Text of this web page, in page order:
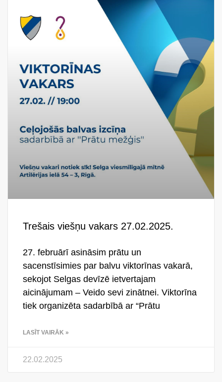
Trešais viešņu vakars 27.02.2025.
27. februārī asināsim prātu un
sacenstīsimies par balvu viktorīnas vakarā,
sekojot Selgas devīzē ietvertajam
aicinājumam – Veido sevi zinātnei. Viktorīna
tiek organizēta sadarbībā ar “Prātu
LASĪT VAIRĀK »
22.02.2025